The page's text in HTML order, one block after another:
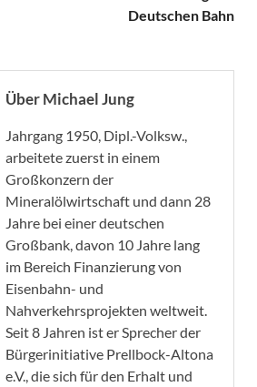
Deutschen Bahn
Über Michael Jung
Jahrgang 1950, Dipl.-Volksw.,
arbeitete zuerst in einem
Großkonzern der
Mineralölwirtschaft und dann 28
Jahre bei einer deutschen
Großbank, davon 10 Jahre lang
im Bereich Finanzierung von
Eisenbahn- und
Nahverkehrsprojekten weltweit.
Seit 8 Jahren ist er Sprecher der
Bürgerinitiative Prellbock-Altona
e.V., die sich für den Erhalt und